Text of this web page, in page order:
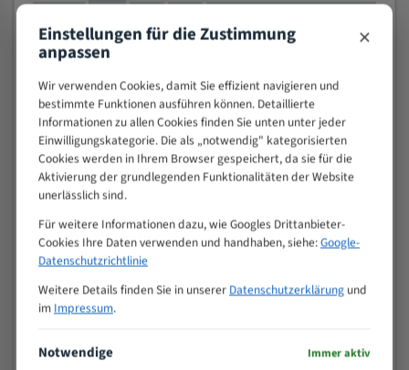
15
8/12 6/10
4/5
20
30
4/5
50
80
> 100
VOLLMATERIAL
M (mm)
Zoll (ZpZ))
>
25
10/14
15 - 40
8/12
25 - 50
Einstellungen für die Zustimmung
anpassen ×
Wir verwenden Cookies, damit Sie effizient navigieren und
bestimmte Funktionen ausführen können. Detaillierte
Informationen zu allen Cookies finden Sie unten unter jeder
Einwilligungskategorie. Die als „notwendig" kategorisierten
Cookies werden in Ihrem Browser gespeichert, da sie für die
Aktivierung der grundlegenden Funktionalitäten der Website
unerlässlich sind.
Für weitere Informationen dazu, wie Googles Drittanbieter-
Cookies Ihre Daten verwenden und handhaben, siehe:Google-
Datenschutzrichtlinie
Weitere Details finden Sie in unserer Datenschutzerklärungund
im Impressum.
Notwendige Immer aktiv